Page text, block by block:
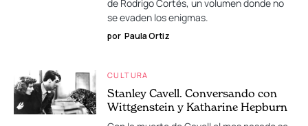
de Rodrigo Cortés, un volumen donde no
se evaden los enigmas.
por Paula Ortiz
CULTURA
Stanley Cavell. Conversando con
Wittgenstein y Katharine Hepburn